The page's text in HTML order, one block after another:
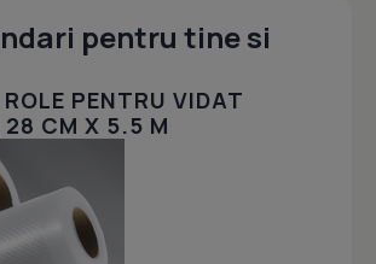
pentru tine si
PENTRU VIDAT
28 CM X 5.5 M